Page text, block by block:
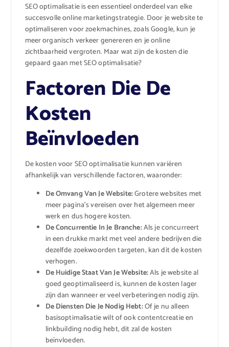
SEO optimalisatie is een essentieel onderdeel van elke
succesvolle online marketingstrategie. Door je website te
optimaliseren voor zoekmachines, zoals Google, kun je
meer organisch verkeer genereren en je online
zichtbaarheid vergroten. Maar wat zijn de kosten die
gepaard gaan met SEO optimalisatie?
Factoren Die De
Kosten
Beïnvloeden
De kosten voor SEO optimalisatie kunnen variëren
afhankelijk van verschillende factoren, waaronder:
De Omvang Van Je Website:Grotere websites met
meer pagina’s vereisen over het algemeen meer
werk en dus hogere kosten.
De Concurrentie In Je Branche:Als je concurreert
in een drukke markt met veel andere bedrijven die
dezelfde zoekwoorden targeten, kan dit de kosten
verhogen.
De Huidige Staat Van Je Website:Als je website al
goed geoptimaliseerd is, kunnen de kosten lager
zijn dan wanneer er veel verbeteringen nodig zijn.
De Diensten Die Je Nodig Hebt:Of je nu alleen
basisoptimalisatie wilt of ook contentcreatie en
linkbuilding nodig hebt, dit zal de kosten
beïnvloeden.